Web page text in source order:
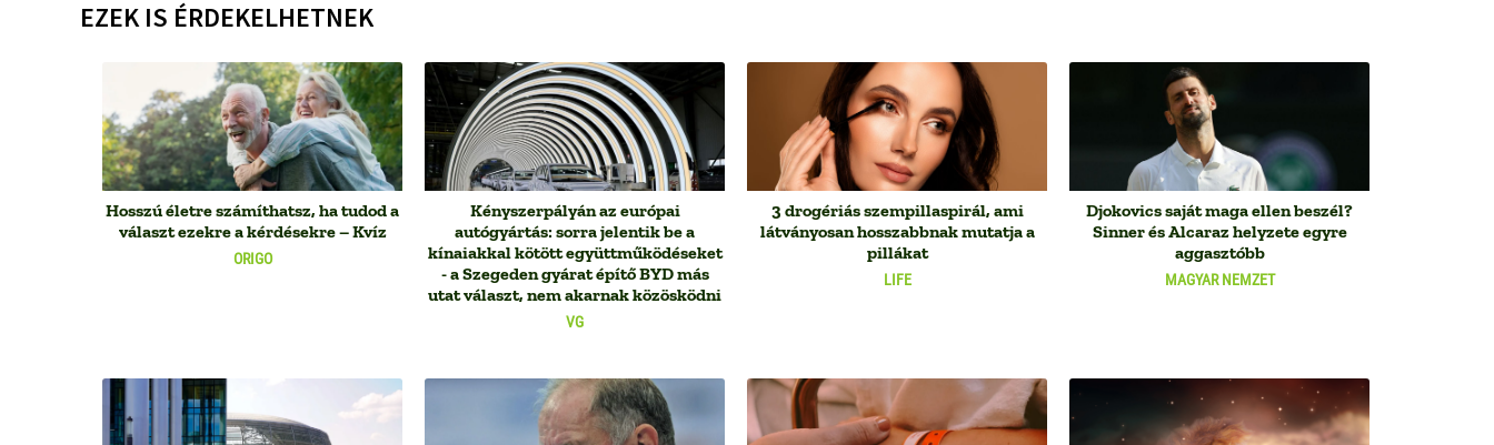
EZEK IS ÉRDEKELHETNEK
ORIGO
Hosszú életre számíthatsz, ha tudod a
választ ezekre a kérdésekre – Kvíz
VG
Kényszerpályán az európai
autógyártás: sorra jelentik be a
kínaiakkal kötött együttműködéseket
- a Szegeden gyárat építő BYD más
utat választ, nem akarnak közösködni
LIFE
3 drogériás szempillaspirál, ami
látványosan hosszabbnak mutatja a
pillákat
MAGYAR NEMZET
Djokovics saját maga ellen beszél?
Sinner és Alcaraz helyzete egyre
aggasztóbb